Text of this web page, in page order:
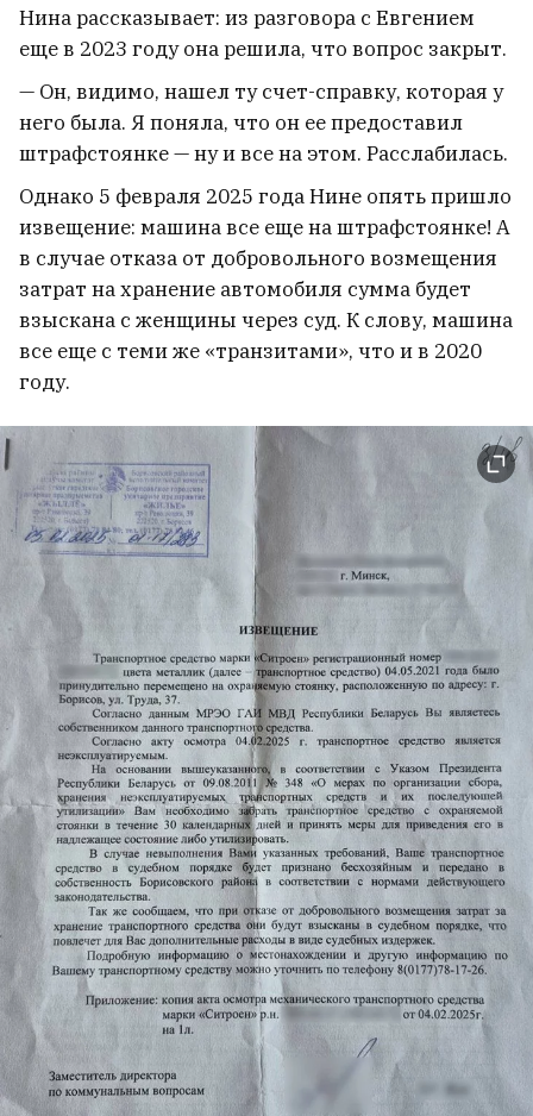
Нина рассказывает: из разговора с Евгением
еще в 2023 году она решила, что вопрос закрыт.
— Он, видимо, нашел ту счет-справку, которая у
него была. Я поняла, что он ее предоставил
штрафстоянке — ну и все на этом. Расслабилась.
Однако 5 февраля 2025 года Нине опять пришло
извещение: машина все еще на штрафстоянке! А
в случае отказа от добровольного возмещения
затрат на хранение автомобиля сумма будет
взыскана с женщины через суд. К слову, машина
все еще с теми же «транзитами», что и в 2020
году.